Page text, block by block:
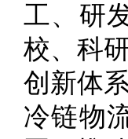
工、研
校、科
创新体
冷链物